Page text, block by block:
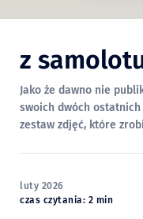
z
Jako że dawno nie
swoich dwóch
zestaw zdjęć, które
luty 2026
czas czytania: 2 min